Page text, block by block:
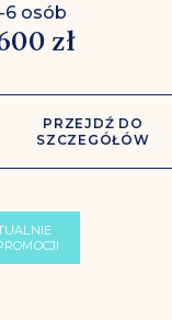
6 osób
zł
PRZEJDŹ DO
SZCZEGÓŁÓW